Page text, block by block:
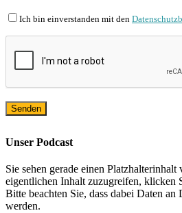
Ich bin einverstanden mit den
Unser Podcast
Sie sehen gerade einen Platzhalterinhalt
eigentlichen Inhalt zuzugreifen, klicken
Bitte beachten Sie, dass dabei Daten
werden.